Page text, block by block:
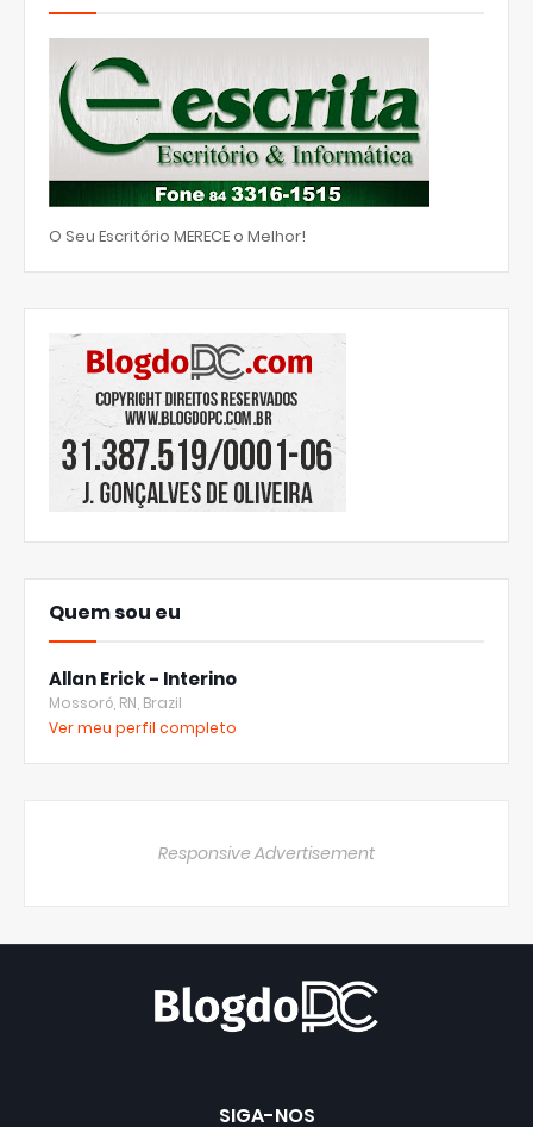
O Seu Escritório MERECE o Melhor!
Quem sou eu
Allan Erick - Interino
Mossoró, RN, Brazil
Ver meu perfil completo
Responsive Advertisement
SIGA-NOS